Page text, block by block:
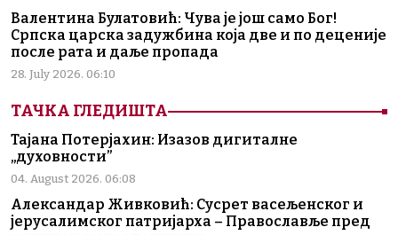
Валентина Булатовић: Чува је још само Бог!
Српска царска задужбина која две и по деценије
после рата и даље пропада
28. July 2026. 06:10
ТАЧКА ГЛЕДИШТА
Тајана Потерјахин: Изазов дигиталне
„духовности”
04. August 2026. 06:08
Александар Живковић: Сусрет васељенског и
јерусалимског патријарха – Православље пред